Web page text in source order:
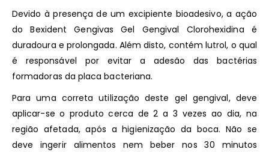
Devido à presença de um excipiente bioadesivo, a ação
do Bexident Gengivas Gel Gengival Clorohexidina é
duradoura e prolongada. Além disto, contém lutrol, o qual
é responsável por evitar a adesão das bactérias
formadoras da placa bacteriana.
Para uma correta utilização deste gel gengival, deve
aplicar-se o produto cerca de 2 a 3 vezes ao dia, na
região afetada, após a higienização da boca. Não se
deve ingerir alimentos nem beber nos 30 minutos